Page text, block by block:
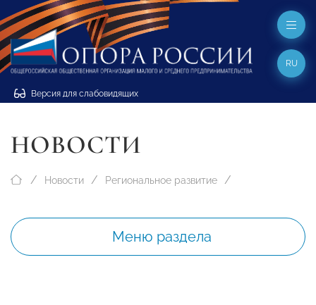
Версия для слабовидящих
RU
НОВОСТИ
Новости Региональное развитие
Меню раздела